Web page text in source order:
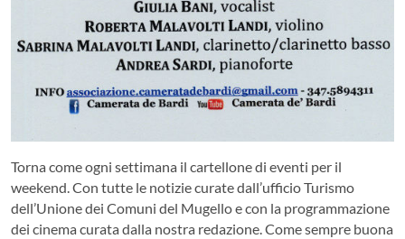
Torna come ogni settimana il cartellone di eventi per il
weekend. Con tutte le notizie curate dall’ufficio Turismo
dell’Unione dei Comuni del Mugello e con la programmazione
dei cinema curata dalla nostra redazione. Come sempre buona